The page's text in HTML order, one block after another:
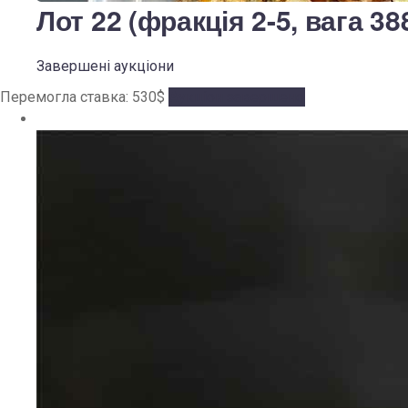
Лот 22 (фракція 2-5, вага
Завершені аукціони
Перемогла ставка: 530$